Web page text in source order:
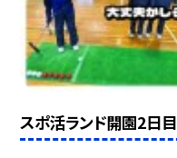
スポ活ランド開園2日目